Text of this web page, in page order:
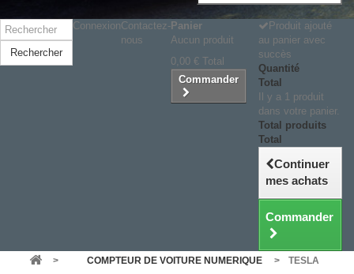
Rechercher
ConnexionContactez-
nous
Panier
Aucun produit
0,00 € Total
Commander
Produit ajouté
au panier avec
succès
Quantité
Total
Il y a 1 produit
dans votre panier.
Total produits
Total
Continuer
mes achats
Commander
> COMPTEUR DE VOITURE NUMERIQUE > TESLA